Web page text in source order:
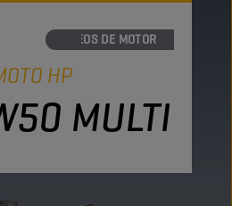
ÓLEOS DE MOTOR
HP
MULTI